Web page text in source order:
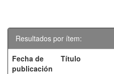
Resultados por ítem:
Fecha de
publicación
Título